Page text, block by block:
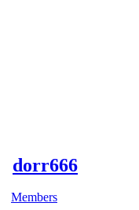
dorr666
Members